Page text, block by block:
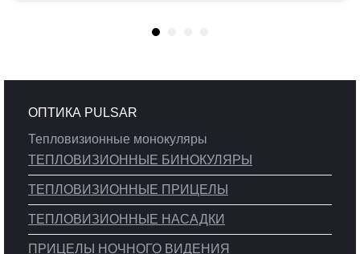
ОПТИКА PULSAR
Тепловизионные монокуляры
ТЕПЛОВИЗИОННЫЕ БИНОКУЛЯРЫ
ТЕПЛОВИЗИОННЫЕ ПРИЦЕЛЫ
ТЕПЛОВИЗИОННЫЕ НАСАДКИ
ПРИЦЕЛЫ НОЧНОГО ВИДЕНИЯ